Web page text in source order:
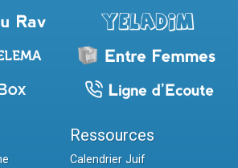
Ressources
Calendrier Juif